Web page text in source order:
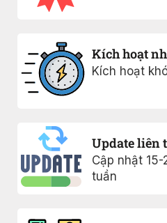
Kích hoạt
Kích hoạt
Update liên
Cập nhật
tuần